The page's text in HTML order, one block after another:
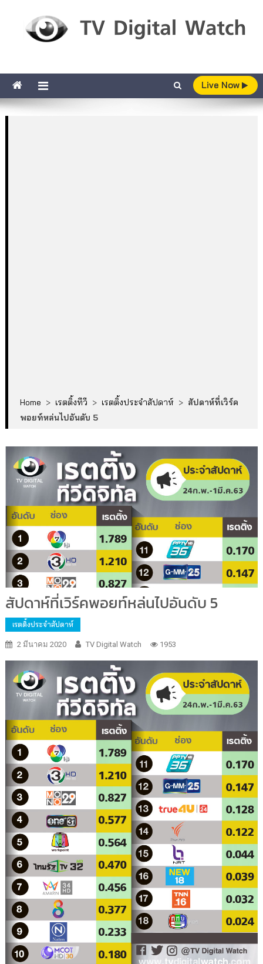
Live Now
Home > เรตติ้งทีวี > เรตติ้งประจำสัปดาห์ > สัปดาห์ที่เวิร์ค
พอยท์หล่นไปอันดับ 5
สัปดาห์ที่เวิร์คพอยท์หล่นไปอันดับ 5
เรตติ้งประจำสัปดาห์
2 มีนาคม 2020 TV Digital Watch 1953